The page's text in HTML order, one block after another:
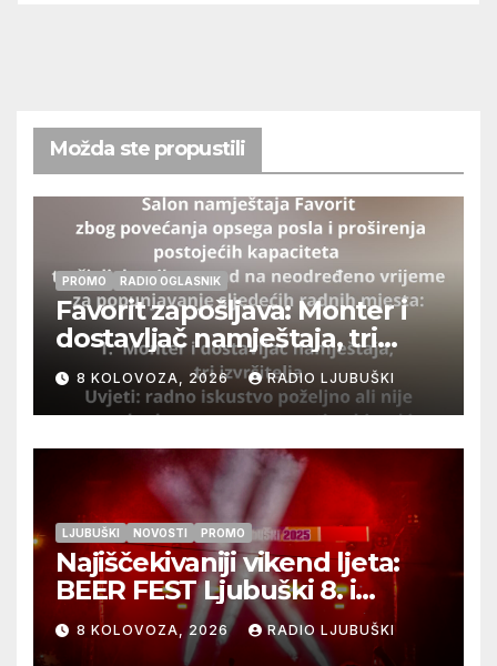
Možda ste propustili
PROMO RADIO OGLASNIK
Favorit zapošljava: Monter i
dostavljač namještaja, tri
izvršitelja
8 KOLOVOZA, 2026 RADIO LJUBUŠKI
LJUBUŠKI NOVOSTI PROMO
Najiščekivaniji vikend ljeta:
BEER FEST Ljubuški 8. i
9.kolovoza
8 KOLOVOZA, 2026 RADIO LJUBUŠKI